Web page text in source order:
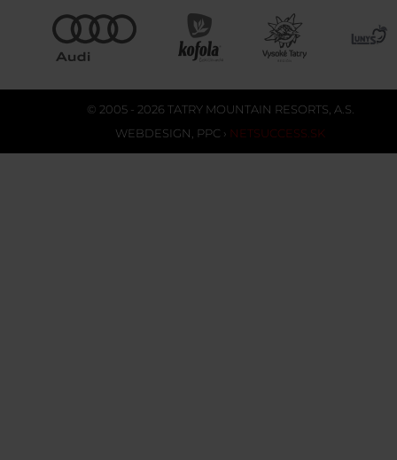
© 2005 - 2026 TATRY MOUNTAIN RESORTS, A.S.
WEBDESIGN PPC › NETSUCCESS.SK